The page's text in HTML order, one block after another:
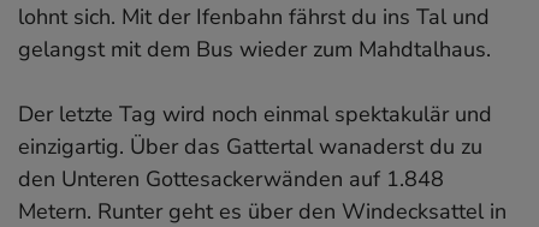
lohnt sich. Mit der Ifenbahn fährst du ins Tal und
gelangst mit dem Bus wieder zum Mahdtalhaus.
Der letzte Tag wird noch einmal spektakulär und
einzigartig. Über das Gattertal wanaderst du zu
den Unteren Gottesackerwänden auf 1.848
Metern. Runter geht es über den Windecksattel in